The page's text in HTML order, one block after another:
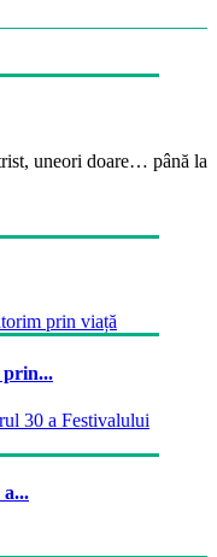
uneori doare… până la
prin...